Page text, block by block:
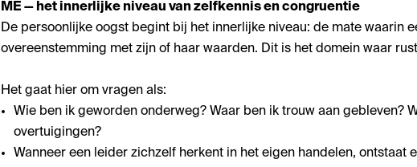
ME — het innerlijke niveau van zelfkennis en congruentie
De persoonlijke oogst begint bij het innerlijke niveau: de mate waarin
overeenstemming met zijn of haar waarden. Dit is het domein waar
Het gaat hier om vragen als:
Wie ben ik geworden onderweg? Waar ben ik trouw aan gebleven?
overtuigingen?
Wanneer een leider zichzelf herkent in het eigen handelen, ontstaat